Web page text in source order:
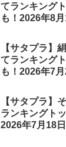
てランキング
も！2026年8月
【サタプラ】
てランキング
も！2026年7月
【サタプラ】
ランキングト
2026年7月18日